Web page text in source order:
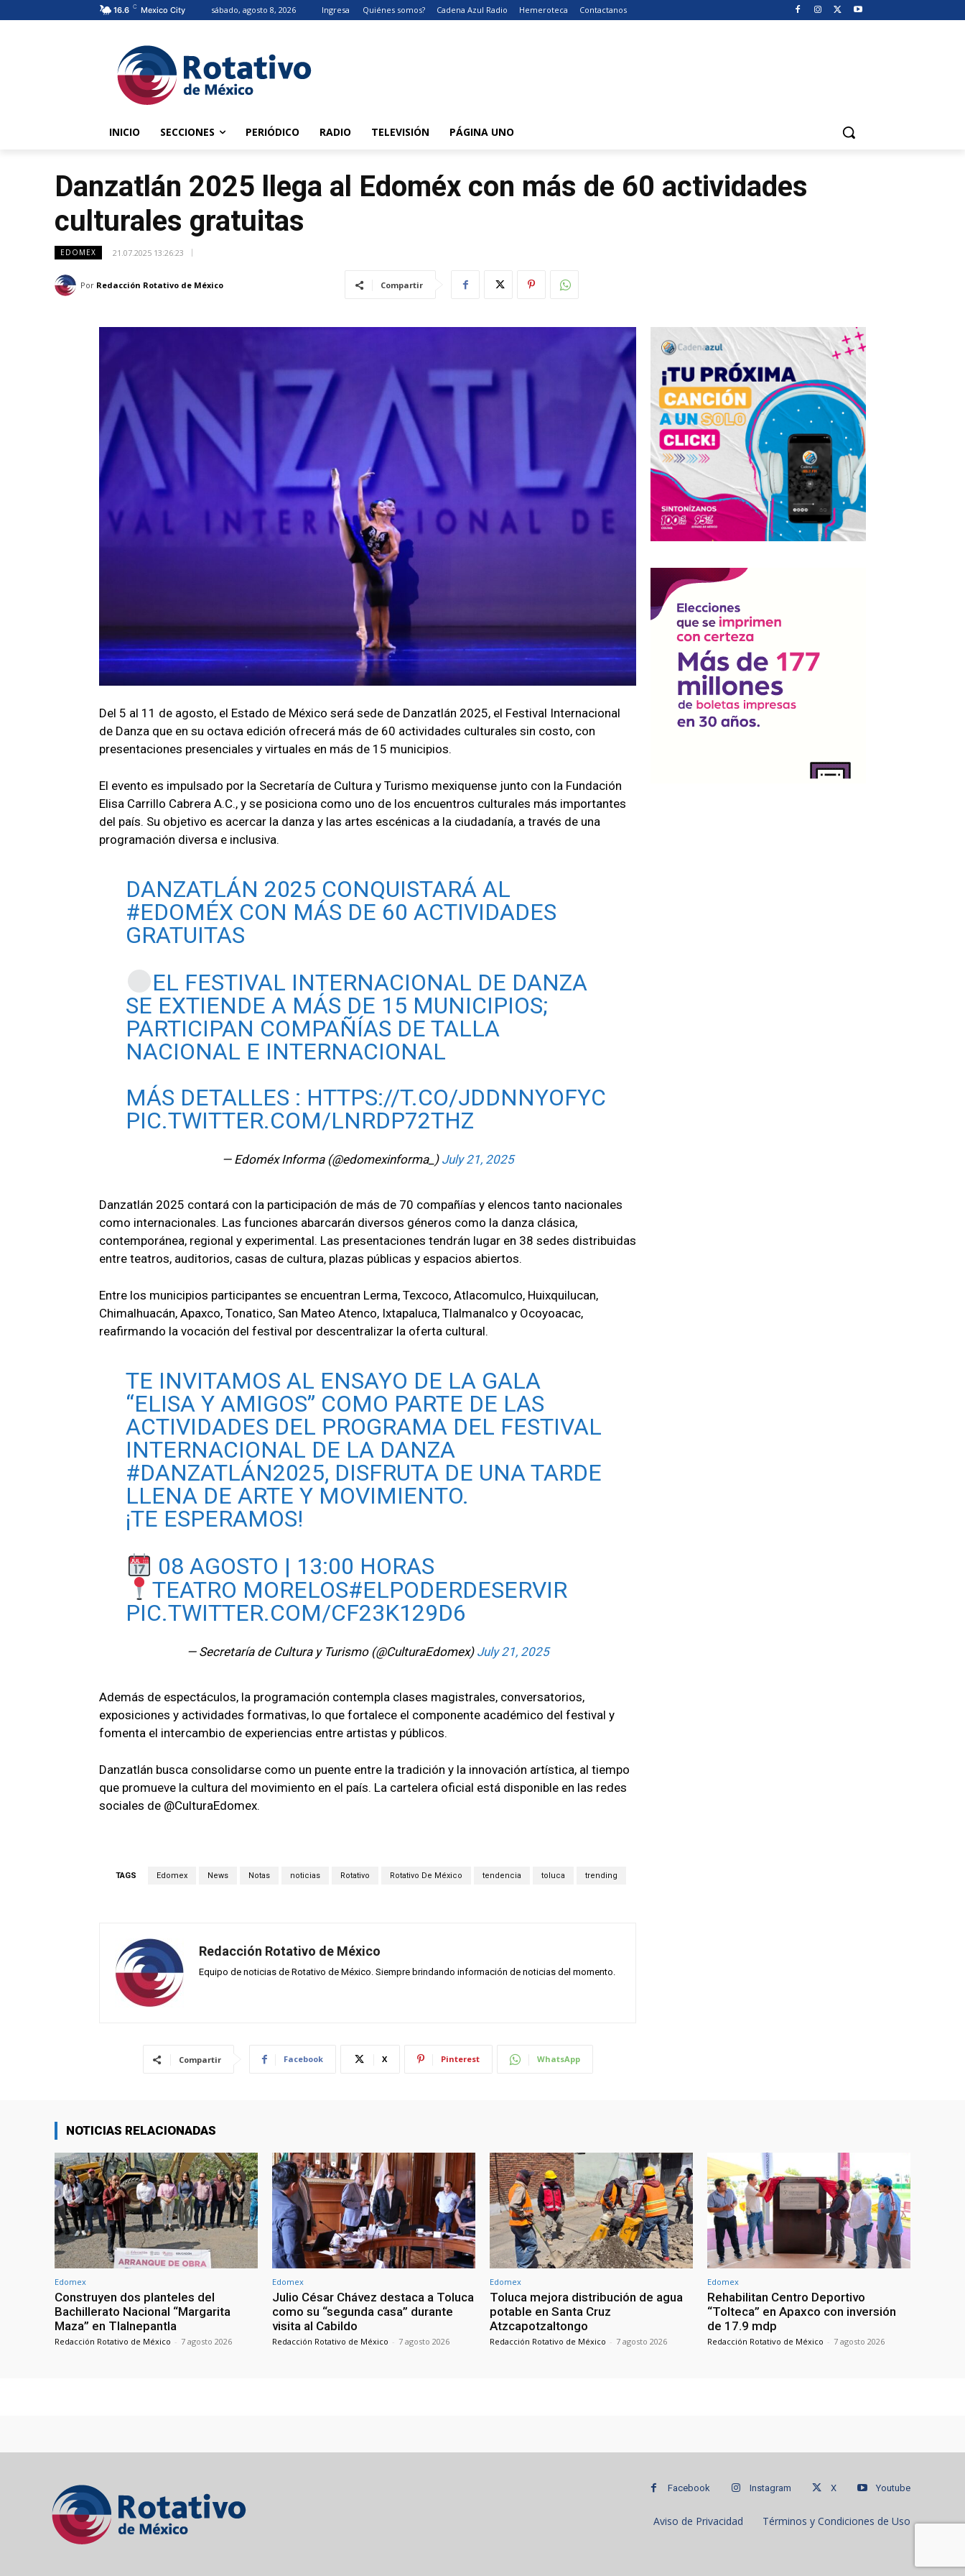
16.6 C Mexico City sábado, agosto 8, 2026 Ingresa Quiénes somos? Cadena Azul Radio Hemeroteca Contactanos
INICIO SECCIONES PERIÓDICO RADIO TELEVISIÓN PÁGINA UNO
Danzatlán 2025 llega al Edoméx con más de 60 actividades
culturales gratuitas
EDOMEX 21.07.2025 13:26:23
Por Redacción Rotativo de México Compartir
Del 5 al 11 de agosto, el Estado de México será sede de Danzatlán 2025, el Festival Internacional
de Danza que en su octava edición ofrecerá más de 60 actividades culturales sin costo, con
presentaciones presenciales y virtuales en más de 15 municipios.
El evento es impulsado por la Secretaría de Cultura y Turismo mexiquense junto con la Fundación
Elisa Carrillo Cabrera A.C., y se posiciona como uno de los encuentros culturales más importantes
del país. Su objetivo es acercar la danza y las artes escénicas a la ciudadanía, a través de una
programación diversa e inclusiva.
DANZATLÁN 2025 CONQUISTARÁ AL
#EDOMÉX CON MÁS DE 60 ACTIVIDADES
GRATUITAS
EL FESTIVAL INTERNACIONAL DE DANZA
SE EXTIENDE A MÁS DE 15 MUNICIPIOS;
PARTICIPAN COMPAÑÍAS DE TALLA
NACIONAL E INTERNACIONAL
MÁS DETALLES : HTTPS://T.CO/JDDNNYOFYC
PIC.TWITTER.COM/LNRDP72THZ
— Edoméx Informa (@edomexinforma_) July 21, 2025
Danzatlán 2025 contará con la participación de más de 70 compañías y elencos tanto nacionales
como internacionales. Las funciones abarcarán diversos géneros como la danza clásica,
contemporánea, regional y experimental. Las presentaciones tendrán lugar en 38 sedes distribuidas
entre teatros, auditorios, casas de cultura, plazas públicas y espacios abiertos.
Entre los municipios participantes se encuentran Lerma, Texcoco, Atlacomulco, Huixquilucan,
Chimalhuacán, Apaxco, Tonatico, San Mateo Atenco, Ixtapaluca, Tlalmanalco y Ocoyoacac,
reafirmando la vocación del festival por descentralizar la oferta cultural.
TE INVITAMOS AL ENSAYO DE LA GALA
“ELISA Y AMIGOS” COMO PARTE DE LAS
ACTIVIDADES DEL PROGRAMA DEL FESTIVAL
INTERNACIONAL DE LA DANZA
#DANZATLÁN2025, DISFRUTA DE UNA TARDE
LLENA DE ARTE Y MOVIMIENTO.
¡TE ESPERAMOS!
08 AGOSTO | 13:00 HORAS
TEATRO MORELOS#ELPODERDESERVIR
PIC.TWITTER.COM/CF23K129D6
— Secretaría de Cultura y Turismo (@CulturaEdomex) July 21, 2025
Además de espectáculos, la programación contempla clases magistrales, conversatorios,
exposiciones y actividades formativas, lo que fortalece el componente académico del festival y
fomenta el intercambio de experiencias entre artistas y públicos.
Danzatlán busca consolidarse como un puente entre la tradición y la innovación artística, al tiempo
que promueve la cultura del movimiento en el país. La cartelera oficial está disponible en las redes
sociales de @CulturaEdomex.
TAGS Edomex News Notas noticias Rotativo Rotativo De México tendencia toluca trending
Redacción Rotativo de México
Equipo de noticias de Rotativo de México. Siempre brindando información de noticias del momento.
Compartir Facebook X Pinterest WhatsApp
NOTICIAS RELACIONADAS
Edomex
Construyen dos planteles del
Bachillerato Nacional “Margarita
Maza” en Tlalnepantla
Redacción Rotativo de México - 7 agosto 2026
Edomex
Julio César Chávez destaca a Toluca
como su “segunda casa” durante
visita al Cabildo
Redacción Rotativo de México - 7 agosto 2026
Edomex
Toluca mejora distribución de agua
potable en Santa Cruz
Atzcapotzaltongo
Redacción Rotativo de México - 7 agosto 2026
Edomex
Rehabilitan Centro Deportivo
“Tolteca” en Apaxco con inversión
de 17.9 mdp
Redacción Rotativo de México - 7 agosto 2026
Facebook Instagram X Youtube
Aviso de Privacidad Términos y Condiciones de Uso